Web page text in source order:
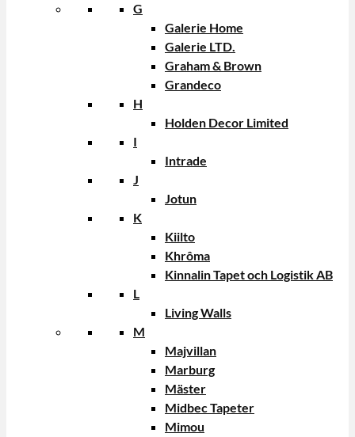
G
Galerie Home
Galerie LTD.
Graham & Brown
Grandeco
H
Holden Decor Limited
I
Intrade
J
Jotun
K
Kiilto
Khrôma
Kinnalin Tapet och Logistik AB
L
Living Walls
M
Majvillan
Marburg
Mäster
Midbec Tapeter
Mimou